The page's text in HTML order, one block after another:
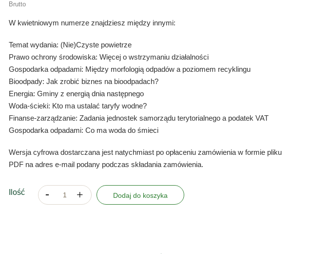
Brutto
W kwietniowym numerze znajdziesz między innymi:
Temat wydania: (Nie)Czyste powietrze
Prawo ochrony środowiska: Więcej o wstrzymaniu działalności
Gospodarka odpadami: Między morfologią odpadów a poziomem recyklingu
Bioodpady: Jak zrobić biznes na bioodpadach?
Energia: Gminy z energią dnia następnego
Woda-ścieki: Kto ma ustalać taryfy wodne?
Finanse-zarządzanie: Zadania jednostek samorządu terytorialnego a podatek VAT
Gospodarka odpadami: Co ma woda do śmieci
Wersja cyfrowa dostarczana jest natychmiast po opłaceniu zamówienia w formie pliku
PDF na adres e-mail podany podczas składania zamówienia.
Ilość Dodaj do koszyka